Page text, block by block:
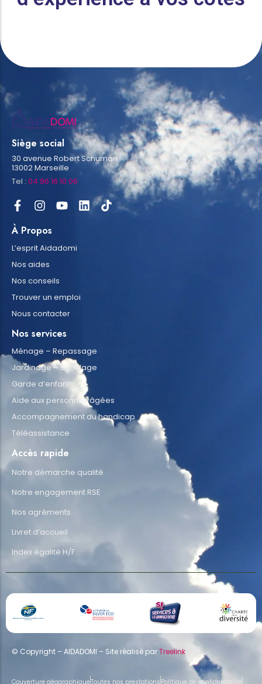
Siège social
30 avenue Robert Schuman
13002 Marseille
Tel : 04 96 16 10 06
À Propos
L’esprit Aidadomi
Nos aides
Nos conseils
Trouver un emploi
Nous contacter
Nos services
Ménage – Repassage
Jardinage – Bricolage
Garde d’enfants
Aide aux personnes âgées
Accompagnement du handicap
Téléassistance
Accès rapide
Notre démarche qualité
Notre engagement RSE
Nos agréments
Livret d’accueil
Index égalité H/F
© Copyright – AIDADOMI – Site réalisé parTreelink
Couverture géographiqueToutes nos prestations Politique de confidentialité